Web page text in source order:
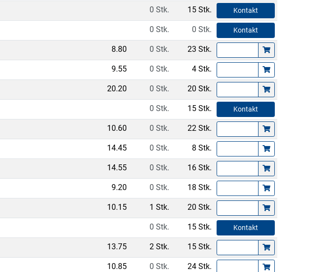
0 Stk. 15 Stk. Kontakt
0 Stk. 0 Stk. Kontakt
8.80 0 Stk. 23 Stk.
9.55 0 Stk. 4 Stk.
20.20 0 Stk. 20 Stk.
0 Stk. 15 Stk. Kontakt
10.60 0 Stk. 22 Stk.
14.45 0 Stk. 8 Stk.
14.55 0 Stk. 16 Stk.
9.20 0 Stk. 18 Stk.
10.15 1 Stk. 20 Stk.
0 Stk. 15 Stk. Kontakt
13.75 2 Stk. 15 Stk.
10.85 0 Stk. 24 Stk.